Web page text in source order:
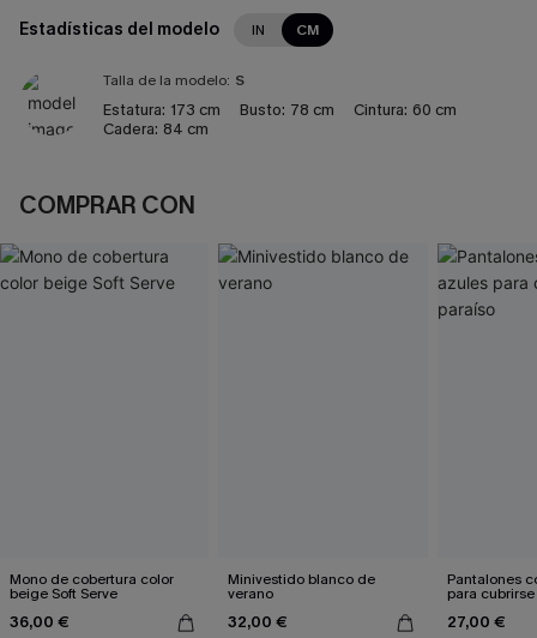
Estadísticas del modelo IN CM
Talla de la modelo: S
Estatura: 173 cm Busto: 78 cm Cintura: 60 cm
Cadera: 84 cm
COMPRAR CON
Mono de cobertura color
beige Soft Serve
36,00 €
Minivestido blanco de
verano
32,00 €
Pantalones
para
27,00 €